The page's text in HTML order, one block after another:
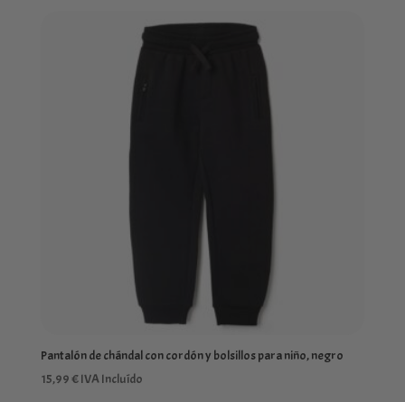
Pantalón de chándal con cordón y bolsillos para niño, negro
15,99€IVA Incluído